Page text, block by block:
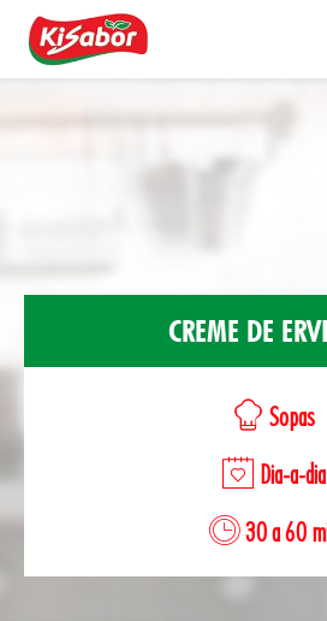
CREME DE
Sopas
Dia-a-dia
30 a 60